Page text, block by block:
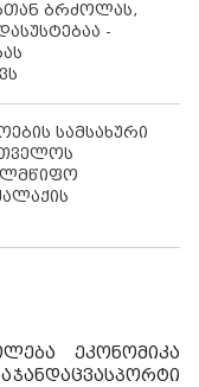
ბრძოლას,
-
სამსახური
ეკონომიკა
ჯანდაცვასპორტი